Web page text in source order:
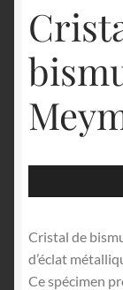
Cristal de
d’éclat
Ce spécimen